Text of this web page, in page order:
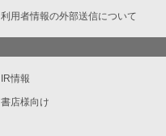
利用者情報の外部送信について
IR情報
書店様向け